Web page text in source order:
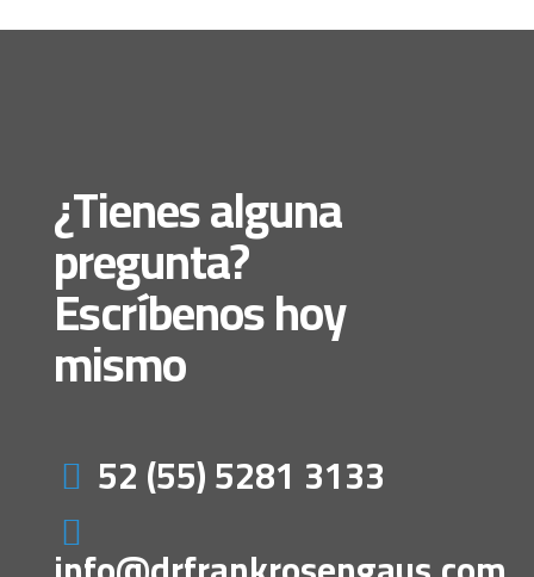
¿Tienes alguna
pregunta?
Escríbenos hoy
mismo
52 (55) 5281 3133